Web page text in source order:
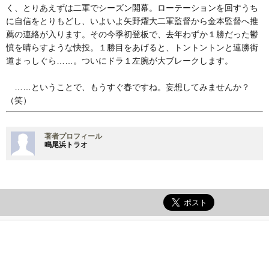
く、とりあえずは二軍でシーズン開幕。ローテーションを回すうち
に自信をとりもどし、いよいよ矢野燿大二軍監督から金本監督へ推
薦の連絡が入ります。その今季初登板で、去年わずか１勝だった鬱
憤を晴らすような快投。１勝目をあげると、トントントンと連勝街
道まっしぐら……。ついにドラ１左腕が大ブレークします。
……ということで、もうすぐ春ですね。妄想してみませんか？
（笑）
著者プロフィール
鳴尾浜トラオ